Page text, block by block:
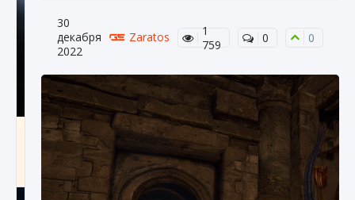
Все новые функции Ultimate Team в EA FC
25
9 августа 2024 1 297 0
30
декабря
2022
Zaratos
1
759
0 0